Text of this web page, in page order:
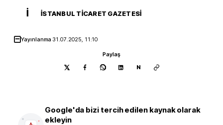
İ İSTANBUL TICARET GAZETESI
Yayınlanma 31.07.2025, 11:10
Paylaş
N
Google'da bizi tercih edilen kaynak olarak
ekleyin